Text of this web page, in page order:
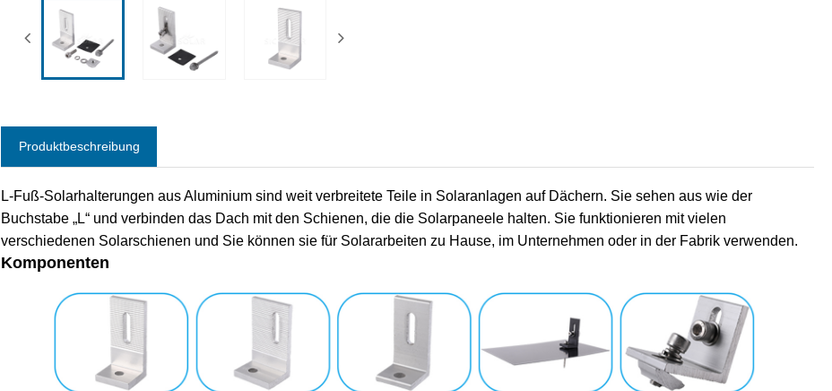
Produktbeschreibung
L-Fuß-Solarhalterungen aus Aluminium sind weit verbreitete Teile in Solaranlagen auf Dächern. Sie sehen aus wie der
Buchstabe „L“ und verbinden das Dach mit den Schienen, die die Solarpaneele halten. Sie funktionieren mit vielen
verschiedenen Solarschienen und Sie können sie für Solararbeiten zu Hause, im Unternehmen oder in der Fabrik verwenden.
Komponenten